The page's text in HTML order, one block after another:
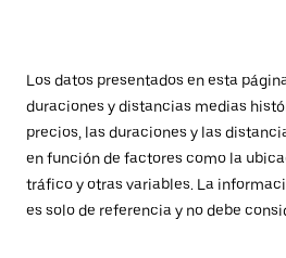
Los datos presentados en esta
duraciones y distancias medias
precios, las duraciones y las
en función de factores como la
tráfico y otras variables. La
es solo de referencia y no debe